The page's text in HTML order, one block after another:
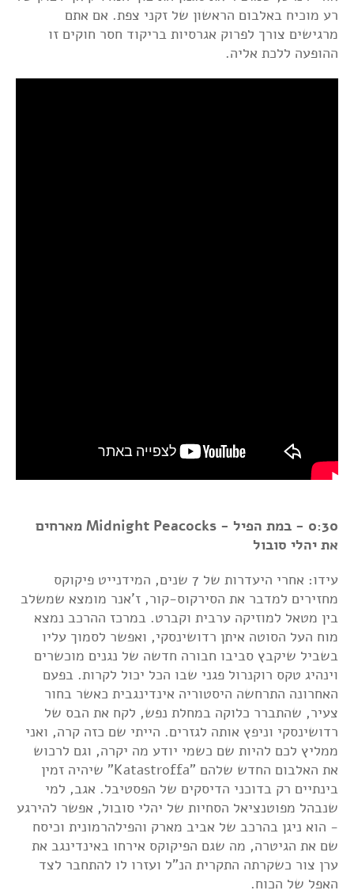
רע מוכיח באלבום הראשון של זקני צפת. אם אתם
מרגישים צורך לפרוק אגרסיות בריקוד חסר חוקים זו
ההופעה ללכת אליה.
0:30 - במת הפיל - Midnight Peacocks מארחים
את יהלי סובול
עידו: אחרי היעדרות של 7 שנים, המידנייט פיקוקס
מחזירים למדבר את הסירקוס-קור, ז'אנר מומצא שמשלב
בין מטאל למוזיקה ערבית וקברט. במרכז ההרכב נמצא
מוח העל הסוטה איתן רדושינסקי, ואפשר לסמוך עליו
בשביל שיקבץ סביבו חבורה חדשה של נגנים מוכשרים
וינהיג טקס רוקנרול פגני שבו הכל יכול לקרות. בפעם
האחרונה התרחשה היסטוריה אינדינגבית כאשר בחור
צעיר, שהתברר כלוקה במחלת נפש, לקח את הבס של
רדושינסקי וניפץ אותה לגזרים. הייתי שם כזה קרה, ואני
ממליץ לכם להיות שם כשמי יודע מה יקרה, וגם לרכוש
את האלבום החדש שלהם "Katastroffa" שיהיה זמין
בינתיים רק בדוכני הדיסקים של הפסטיבל. אגב, למי
שנבהל מפוטנציאל הסחיות של יהלי סובול, אפשר להירגע
- הוא ניגן בהרכב של אביב מארק והפילהרמונית וכיסח
שם את הגיטרה, מה שגם הפיקוקס אירחו באינדינגב את
ערן צור כשקרתה התקרית הנ"ל ועזרו לו להתחבר לצד
האפל של הכוח.